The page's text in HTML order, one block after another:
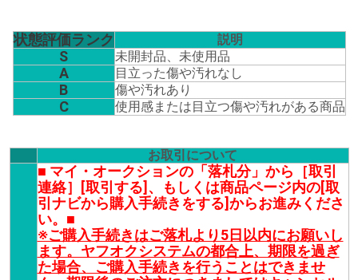
状態評価ランク 説明
S 未開封品、未使用品
A 目立った傷や汚れなし
B 傷や汚れあり
C 使用感または目立つ傷や汚れがある商品
お取引について
■ マイ・オークションの「落札分」から［取引
連絡］[取引する]、もしくは商品ページ内の[取
引ナビから購入手続きをする]からお進みくださ
い。■
※ご購入手続きはご落札より5日以内にお願いし
ます。ヤフオクシステムの都合上、期限を過ぎ
た場合、ご購入手続きを行うことはできませ